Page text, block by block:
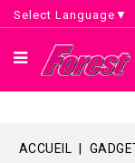
Select Language ▼
ACCUEIL